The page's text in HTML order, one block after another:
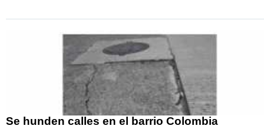
Se hunden calles en el barrio Colombia